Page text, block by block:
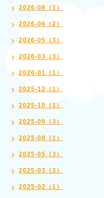
2026-08（1）
2026-06（2）
2026-05（3）
2026-03（3）
2026-01（1）
2025-12（1）
2025-10（1）
2025-09（3）
2025-08（1）
2025-05（3）
2025-03（3）
2025-02（1）